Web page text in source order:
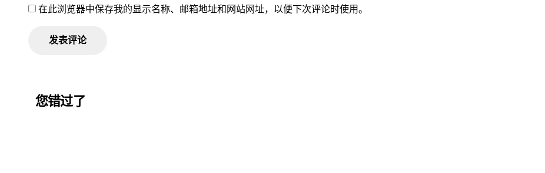
在此浏览器中保存我的显示名称、邮箱地址和网站网址，以便下次评论时使用。
您错过了